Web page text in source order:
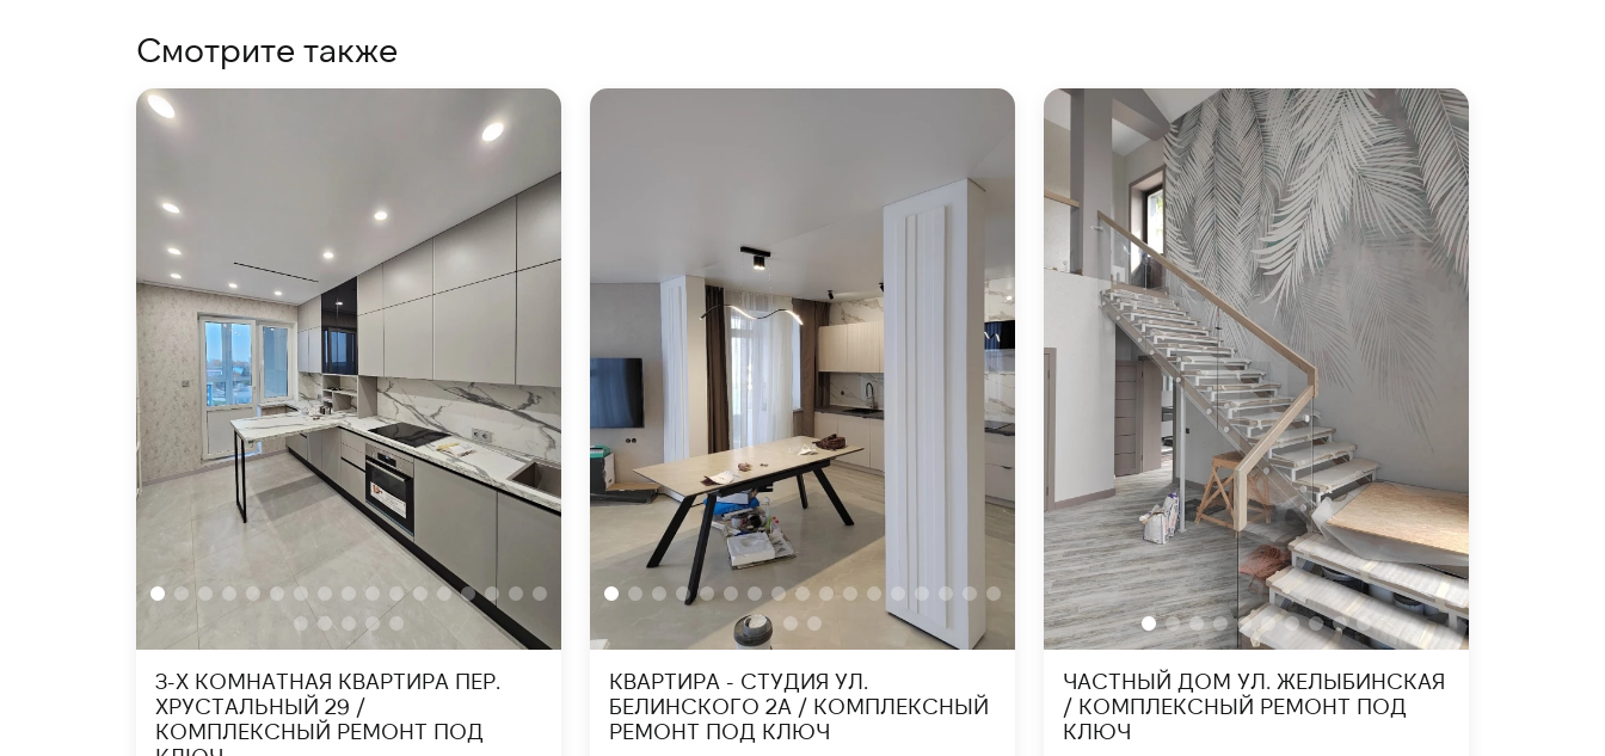
Смотрите также
3-Х КОМНАТНАЯ КВАРТИРА ПЕР.
ХРУСТАЛЬНЫЙ 29 /
КОМПЛЕКСНЫЙ РЕМОНТ ПОД
КВАРТИРА - СТУДИЯ УЛ.
БЕЛИНСКОГО 2А / КОМПЛЕКСНЫЙ
РЕМОНТ ПОД КЛЮЧ
ЧАСТНЫЙ ДОМ УЛ. ЖЕЛЫБИНСКАЯ
/ КОМПЛЕКСНЫЙ РЕМОНТ ПОД
КЛЮЧ